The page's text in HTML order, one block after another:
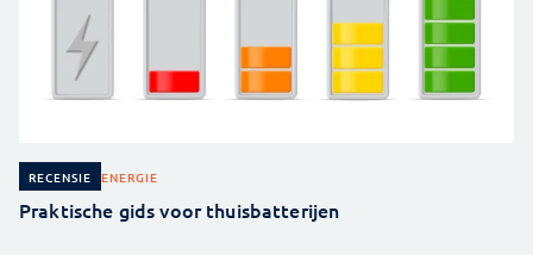
RECENSIE ENERGIE
Praktische gids voor thuisbatterijen